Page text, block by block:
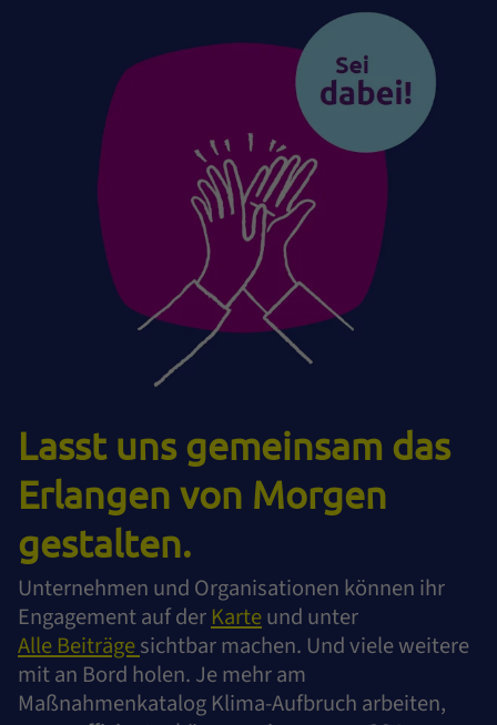
Lasst uns gemeinsam das
Erlangen von Morgen
gestalten.
Unternehmen und Organisationen können ihr
Engagement auf der Karteund unter
Alle Beiträgesichtbar machen. Und viele weitere
mit an Bord holen. Je mehr am
Maßnahmenkatalog Klima-Aufbruch arbeiten,